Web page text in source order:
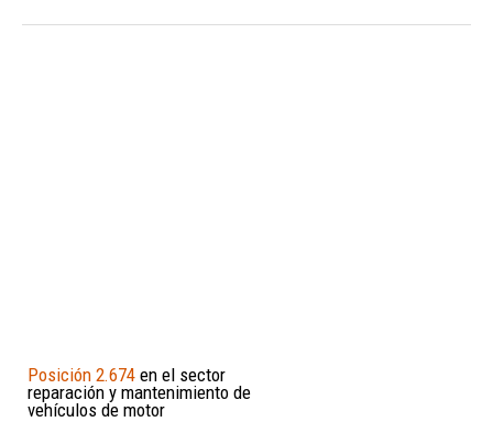
Posición 2.674 en el sector
reparación y mantenimiento de
vehículos de motor